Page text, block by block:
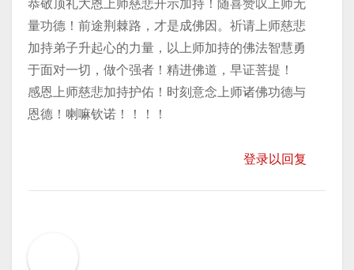
恭敬顶礼大恩上师慈悲开示加持！随喜赞叹上师无
量功德！前途荆棘路，才是成佛因。祈请上师慈悲
加持弟子升起心的力量，以上师加持的佛法智慧勇
于面对一切，做个强者！精进佛道，早证菩提！
感恩上师慈悲加持护佑！时刻意念上师诸佛功德与
恩德！喇嘛钦诺！！！！
登录以回复